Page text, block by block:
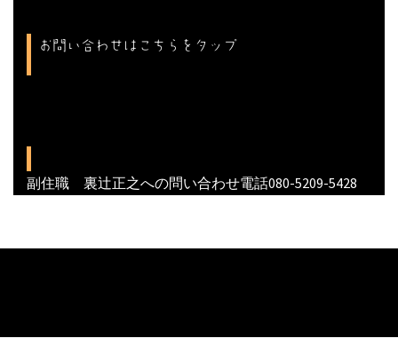
お問い合わせはこちらをタップ
副住職 裏辻正之への問い合わせ電話080-5209-5428